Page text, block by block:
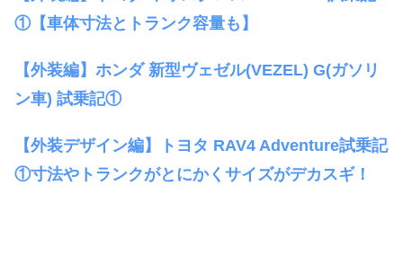
①【車体寸法とトランク容量も】
【外装編】ホンダ 新型ヴェゼル(VEZEL) G(ガソリ
ン車) 試乗記①
【外装デザイン編】トヨタ RAV4 Adventure試乗記
①寸法やトランクがとにかくサイズがデカスギ！